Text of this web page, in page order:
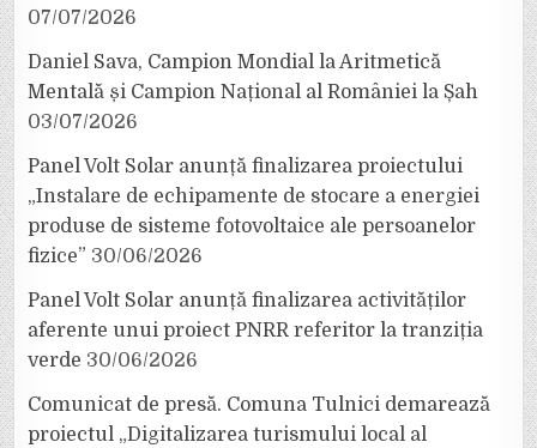
07/07/2026
Daniel Sava, Campion Mondial la Aritmetică
Mentală și Campion Național al României la Șah
03/07/2026
Panel Volt Solar anunță finalizarea proiectului
„Instalare de echipamente de stocare a energiei
produse de sisteme fotovoltaice ale persoanelor
fizice” 30/06/2026
Panel Volt Solar anunță finalizarea activităților
aferente unui proiect PNRR referitor la tranziția
verde 30/06/2026
Comunicat de presă. Comuna Tulnici demarează
proiectul „Digitalizarea turismului local al